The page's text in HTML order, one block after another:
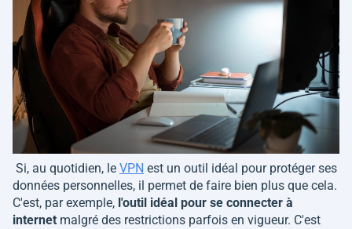
Si, au quotidien, le VPN est un outil idéal pour protéger ses
données personnelles, il permet de faire bien plus que cela.
C'est, par exemple, l'outil idéal pour se connecter à
internet malgré des restrictions parfois en vigueur. C'est